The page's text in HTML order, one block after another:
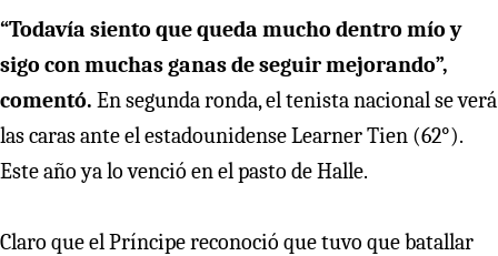
“Todavía siento que queda mucho dentro mío y
sigo con muchas ganas de seguir mejorando”,
comentó. En segunda ronda, el tenista nacional se verá
las caras ante el estadounidense Learner Tien (62°).
Este año ya lo venció en el pasto de Halle.
Claro que el Príncipe reconoció que tuvo que batallar